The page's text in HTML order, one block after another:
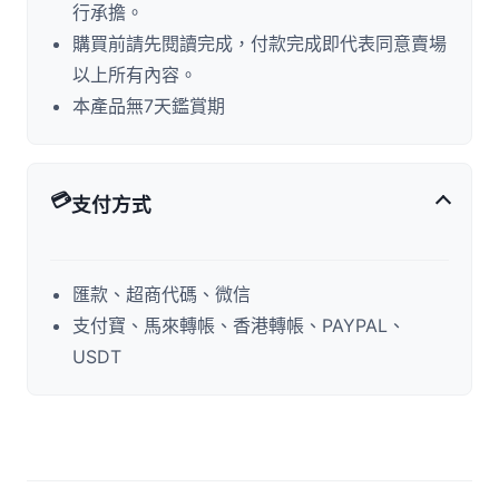
行承擔。
購買前請先閱讀完成，付款完成即代表同意賣場
以上所有內容。
本產品無7天鑑賞期
💳支付方式
匯款、超商代碼、微信
支付寶、馬來轉帳、香港轉帳、PAYPAL、
USDT